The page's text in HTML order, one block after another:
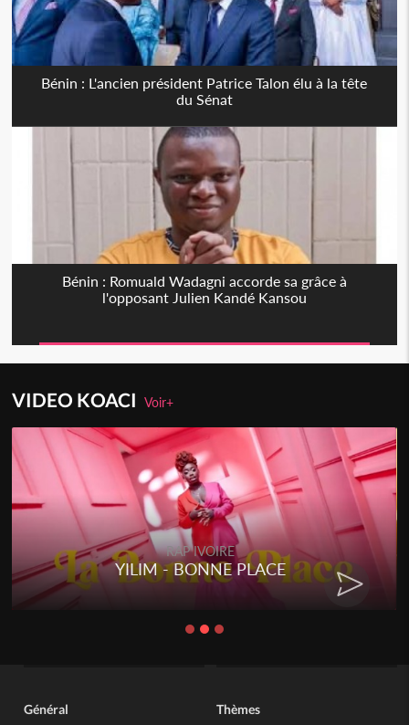
Bénin : L'ancien président Patrice Talon élu à la tête
du Sénat
Bénin : Romuald Wadagni accorde sa grâce à
l'opposant Julien Kandé Kansou
VIDEO KOACIVoir+
RAP IVOIRE
YILIM - BONNE PLACE
Général Thèmes